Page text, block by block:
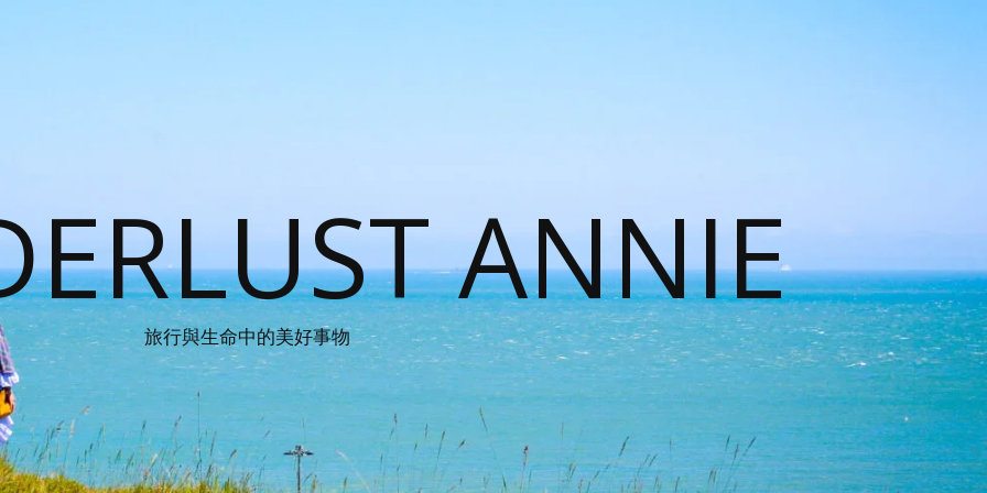
ANNIE
旅行與生命中的美好事物